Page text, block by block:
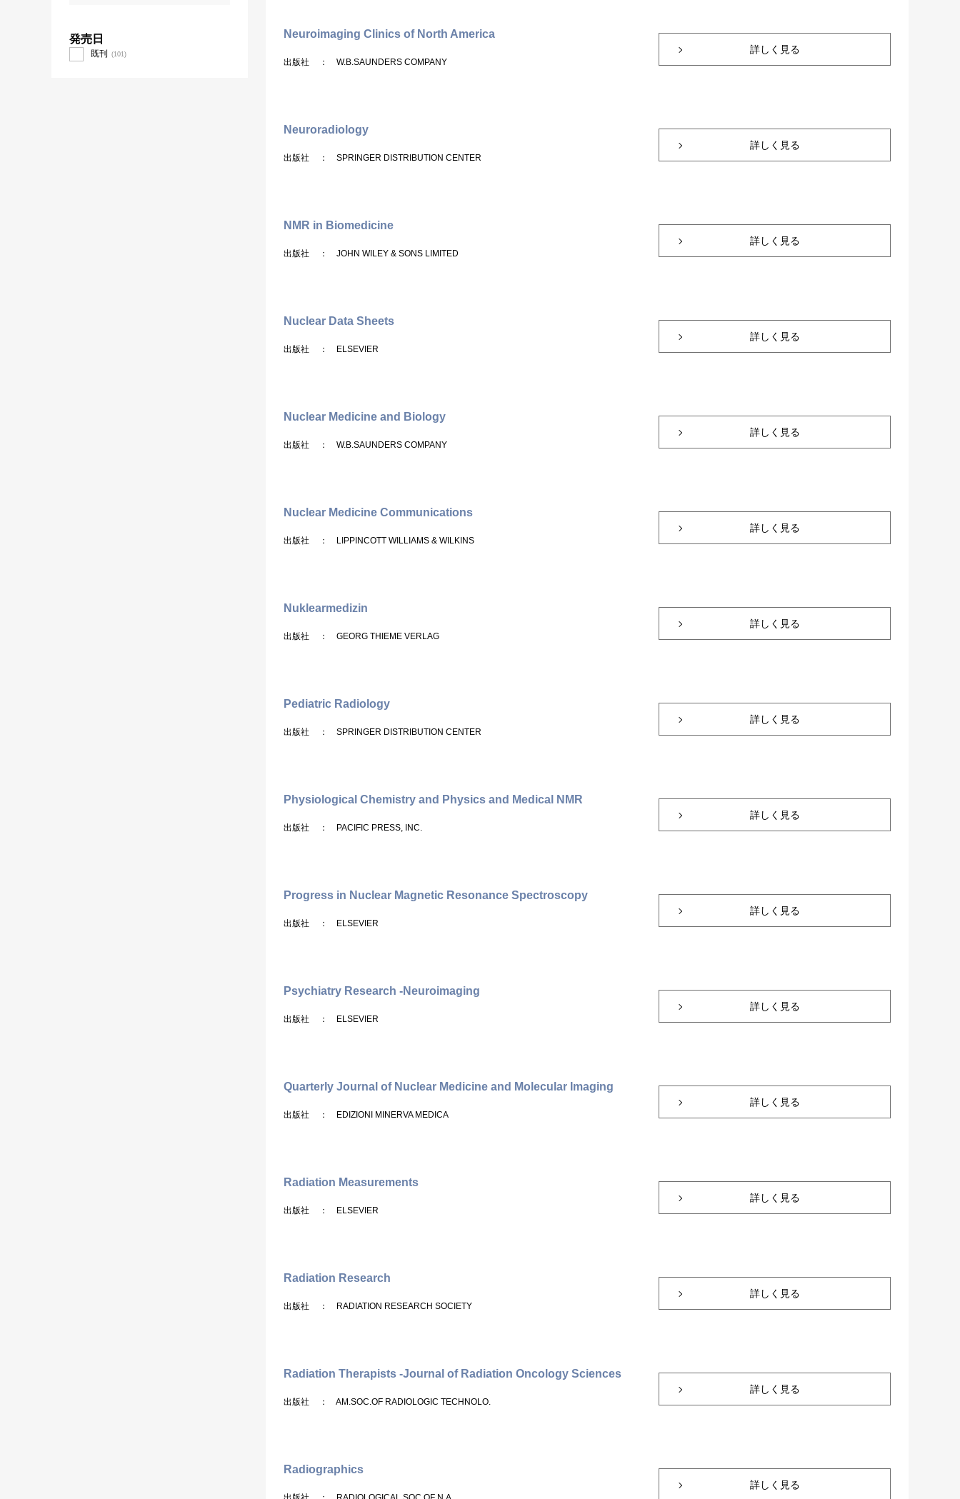
Neuroimaging Clinics of North America
出版社 ： W.B.SAUNDERS COMPANY
詳しく見る
Neuroradiology
出版社 ： SPRINGER DISTRIBUTION CENTER
詳しく見る
NMR in Biomedicine
出版社 ： JOHN WILEY & SONS LIMITED
詳しく見る
Nuclear Data Sheets
出版社 ： ELSEVIER
詳しく見る
Nuclear Medicine and Biology
出版社 ： W.B.SAUNDERS COMPANY
詳しく見る
Nuclear Medicine Communications
出版社 ： LIPPINCOTT WILLIAMS & WILKINS
詳しく見る
Nuklearmedizin
出版社 ： GEORG THIEME VERLAG
詳しく見る
Pediatric Radiology
出版社 ： SPRINGER DISTRIBUTION CENTER
詳しく見る
Physiological Chemistry and Physics and Medical NMR
出版社 ： PACIFIC PRESS, INC.
詳しく見る
Progress in Nuclear Magnetic Resonance Spectroscopy
出版社 ： ELSEVIER
詳しく見る
Psychiatry Research -Neuroimaging
出版社 ： ELSEVIER
詳しく見る
Quarterly Journal of Nuclear Medicine and Molecular Imaging
出版社 ： EDIZIONI MINERVA MEDICA
詳しく見る
Radiation Measurements
出版社 ： ELSEVIER
詳しく見る
Radiation Research
出版社 ： RADIATION RESEARCH SOCIETY
詳しく見る
Radiation Therapists -Journal of Radiation Oncology Sciences
出版社 ： AM.SOC.OF RADIOLOGIC TECHNOLO.
詳しく見る
Radiographics
詳しく見る
発売日
既刊 (101)